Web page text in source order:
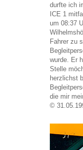
durfte ich
ICE 1
um 08:37
Fahrer zu
wurde. Er
Stelle
herzlichst
die mir
©